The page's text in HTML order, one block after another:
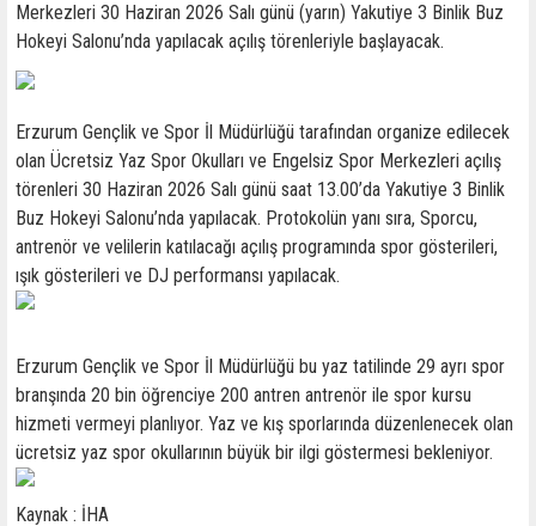
Merkezleri 30 Haziran 2026 Salı günü (yarın) Yakutiye 3 Binlik Buz
Hokeyi Salonu’nda yapılacak açılış törenleriyle başlayacak.
Erzurum Gençlik ve Spor İl Müdürlüğü tarafından organize edilecek
olan Ücretsiz Yaz Spor Okulları ve Engelsiz Spor Merkezleri açılış
törenleri 30 Haziran 2026 Salı günü saat 13.00’da Yakutiye 3 Binlik
Buz Hokeyi Salonu’nda yapılacak. Protokolün yanı sıra, Sporcu,
antrenör ve velilerin katılacağı açılış programında spor gösterileri,
ışık gösterileri ve DJ performansı yapılacak.
Erzurum Gençlik ve Spor İl Müdürlüğü bu yaz tatilinde 29 ayrı spor
branşında 20 bin öğrenciye 200 antren antrenör ile spor kursu
hizmeti vermeyi planlıyor. Yaz ve kış sporlarında düzenlenecek olan
ücretsiz yaz spor okullarının büyük bir ilgi göstermesi bekleniyor.
Kaynak : İHA